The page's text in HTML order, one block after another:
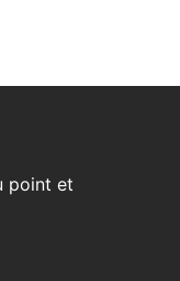
point et